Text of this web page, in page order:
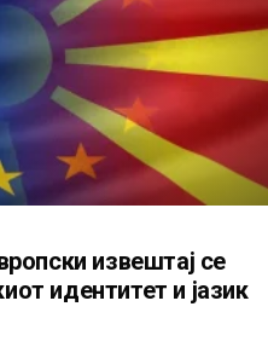
извештај се
идентитет и јазик